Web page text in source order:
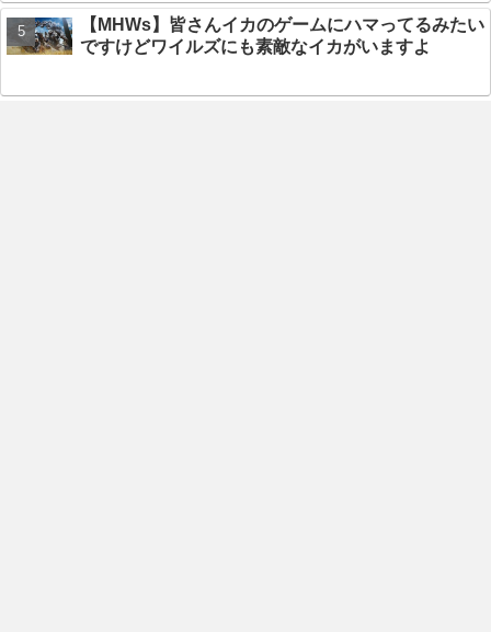
【MHWs】皆さんイカのゲームにハマってるみたい
ですけどワイルズにも素敵なイカがいますよ